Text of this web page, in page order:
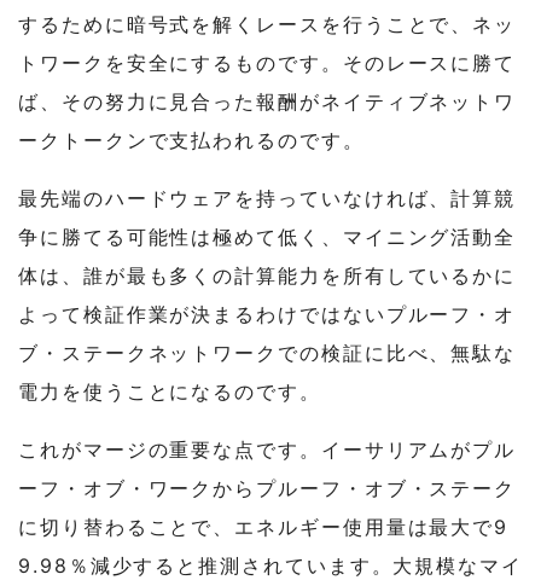
するために暗号式を解くレースを行うことで、ネッ
トワークを安全にするものです。そのレースに勝て
ば、その努力に見合った報酬がネイティブネットワ
ークトークンで支払われるのです。
最先端のハードウェアを持っていなければ、計算競
争に勝てる可能性は極めて低く、マイニング活動全
体は、誰が最も多くの計算能力を所有しているかに
よって検証作業が決まるわけではないプルーフ・オ
ブ・ステークネットワークでの検証に比べ、無駄な
電力を使うことになるのです。
これがマージの重要な点です。イーサリアムがプル
ーフ・オブ・ワークからプルーフ・オブ・ステーク
に切り替わることで、エネルギー使用量は最大で9
9.98％減少すると推測されています。大規模なマイ